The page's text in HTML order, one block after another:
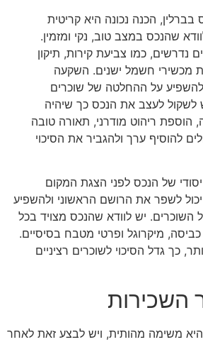
הכנה נכונה היא קריטית
שהנכס במצב טוב, נקי ומזמין.
נדרשים, כמו צביעת קירות, תיקון
מכשירי חשמל ישנים. השקעה
להשפיע על ההחלטה של שוכרים
לשקול לעצב את הנכס כך שיהיה
הוספת ריהוט מודרני, תאורה טובה
להוסיף ערך ולהגביר את הסיכוי
יסודי של הנכס לפני הצגת המקום
יכול לשפר את הרושם הראשוני ולהשפיע
יש לוודא שהנכס מצויד בכל
מיקרוגל ופרטי מטבח בסיסיים.
כך גדל הסיכוי לשוכרים רציניים
השכירות
משימה מהותית, ויש לבצע זאת לאחר